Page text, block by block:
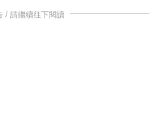
/ 請繼續往下閱讀